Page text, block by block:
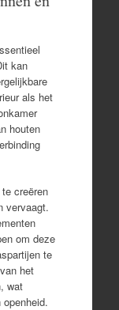
kan
als het
houten
creëren
vervaagt.
om deze
te
het
wat